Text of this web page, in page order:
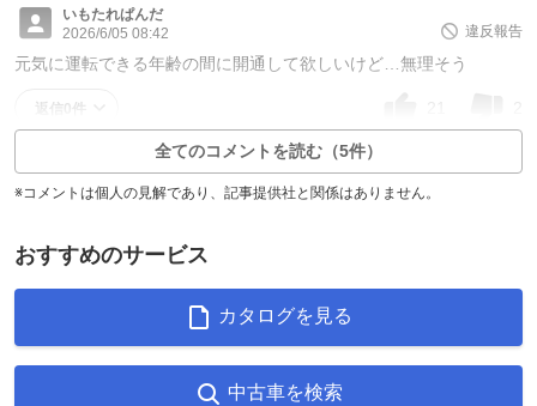
いもたれぱんだ
2026/6/05 08:42
違反報告
元気に運転できる年齢の間に開通して欲しいけど…無理そう
返信0件
全てのコメントを読む（5件）
※コメントは個人の見解であり、記事提供社と関係はありません。
おすすめのサービス
カタログを見る
中古車を検索